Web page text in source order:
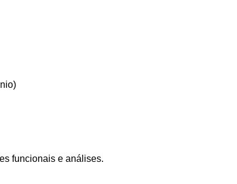
funcionais e análises.